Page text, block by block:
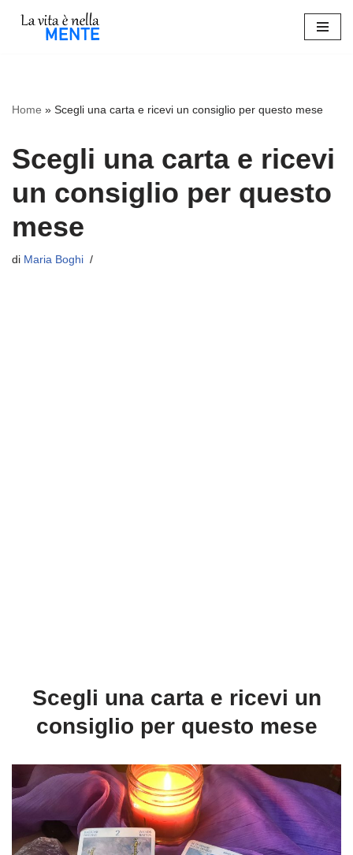
Home » Scegli una carta e ricevi un consiglio per questo mese
Scegli una carta e ricevi
un consiglio per questo
mese
di Maria Boghi
Scegli una carta e ricevi un
consiglio per questo mese